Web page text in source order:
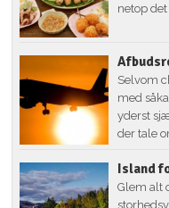
netop det
Selvom
med
yderst
der tale
Island
Glem alt